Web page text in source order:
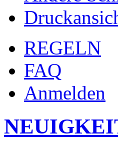
REGELN
FAQ
Anmelden